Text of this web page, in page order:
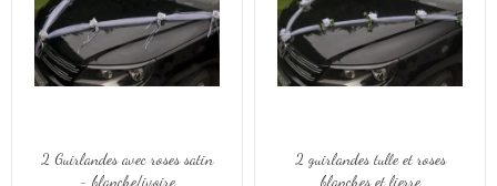
2 Guirlandes avec roses satin
- blanche/ivoire
2 guirlandes tulle et roses
blanches et lierre